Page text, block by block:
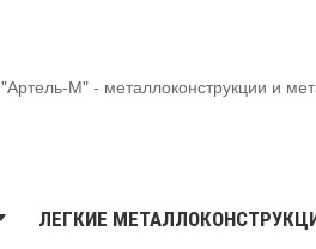
"Артель-М" - металлоконструкции и
ЛЕГКИЕ